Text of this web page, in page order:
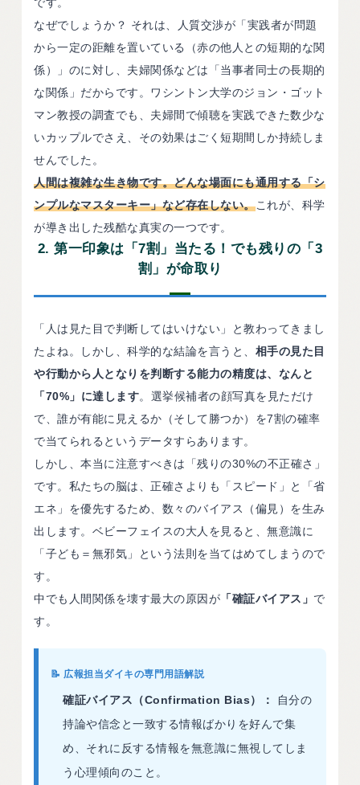
なぜでしょうか？ それは、人質交渉が「実践者が問題
から一定の距離を置いている（赤の他人との短期的な関
係）」のに対し、夫婦関係などは「当事者同士の長期的
な関係」だからです。ワシントン大学のジョン・ゴット
マン教授の調査でも、夫婦間で傾聴を実践できた数少な
いカップルでさえ、その効果はごく短期間しか持続しま
せんでした。
人間は複雑な生き物です。どんな場面にも通用する「シ
ンプルなマスターキー」など存在しない。これが、科学
が導き出した残酷な真実の一つです。
2. 第一印象は「7割」当たる！でも残りの「3
割」が命取り
「人は見た目で判断してはいけない」と教わってきまし
たよね。しかし、科学的な結論を言うと、 相手の見た目
や行動から人となりを判断する能力の精度は、なんと
「70%」に達します。選挙候補者の顔写真を見ただけ
で、誰が有能に見えるか（そして勝つか）を7割の確率
で当てられるというデータすらあります。
しかし、本当に注意すべきは「残りの30%の不正確さ」
です。私たちの脳は、正確さよりも「スピード」と「省
エネ」を優先するため、数々のバイアス（偏見）を生み
出します。ベビーフェイスの大人を見ると、無意識に
「子ども＝無邪気」という法則を当てはめてしまうので
す。
中でも人間関係を壊す最大の原因が 「確証バイアス」 で
す。
📝 広報担当ダイキの専門用語解説
確証バイアス（Confirmation Bias）：
自分の
持論や信念と一致する情報ばかりを好んで集
め、それに反する情報を無意識に無視してしま
う心理傾向のこと。